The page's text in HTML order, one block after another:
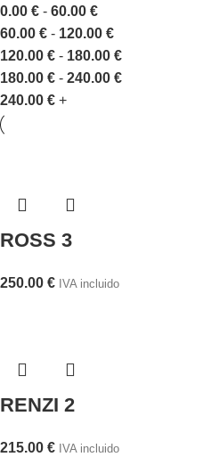
0.00 € - 60.00 €
60.00 € - 120.00 €
120.00 € - 180.00 €
180.00 € - 240.00 €
240.00 € +
ROSS 3
250.00 € IVA incluido
RENZI 2
215.00 € IVA incluido